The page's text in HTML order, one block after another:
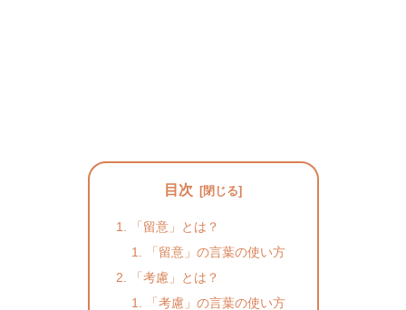
目次
「留意」とは？
「留意」の言葉の使い方
「考慮」とは？
「考慮」の言葉の使い方